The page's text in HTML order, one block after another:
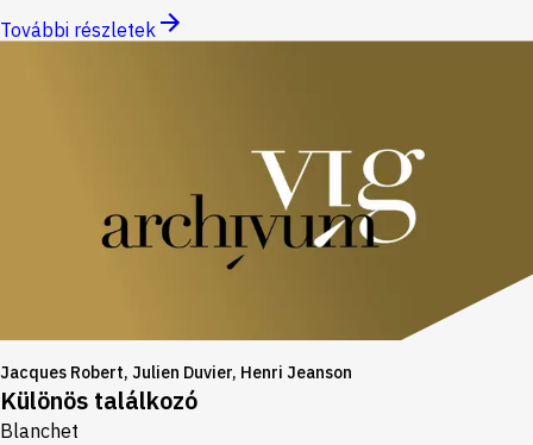
További részletek
Jacques Robert, Julien Duvier, Henri Jeanson
Különös találkozó
Blanchet